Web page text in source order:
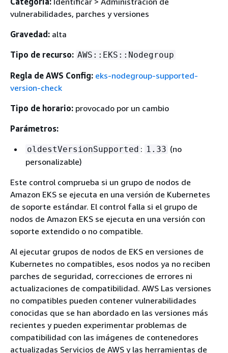
vulnerabilidades, parches y versiones
Gravedad: alta
Tipo de recurso: AWS::EKS::Nodegroup
Regla de AWS Config: eks-nodegroup-supported-
version-check
Tipo de horario: provocado por un cambio
Parámetros:
oldestVersionSupported : 1.33 (no
personalizable)
Este control comprueba si un grupo de nodos de
Amazon EKS se ejecuta en una versión de Kubernetes
de soporte estándar. El control falla si el grupo de
nodos de Amazon EKS se ejecuta en una versión con
soporte extendido o no compatible.
Al ejecutar grupos de nodos de EKS en versiones de
Kubernetes no compatibles, esos nodos ya no reciben
parches de seguridad, correcciones de errores ni
actualizaciones de compatibilidad. AWS Las versiones
no compatibles pueden contener vulnerabilidades
conocidas que se han abordado en las versiones más
recientes y pueden experimentar problemas de
compatibilidad con las imágenes de contenedores
actualizadas Servicios de AWS y las herramientas de